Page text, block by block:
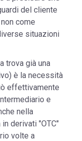
del cliente
come
situazioni
trova già una
è la necessità
effettivamente
e
nella
derivati "OTC"
volte a